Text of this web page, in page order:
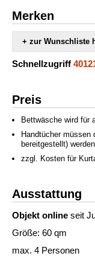
Merken
+ zur Wunschliste
Schnellzugriff
Preis
Bettwäsche wird für
Handtücher müssen
bereitgestellt)
zzgl. Kosten für
Ausstattung
Objekt online seit
Größe: 60 qm
max. 4 Personen